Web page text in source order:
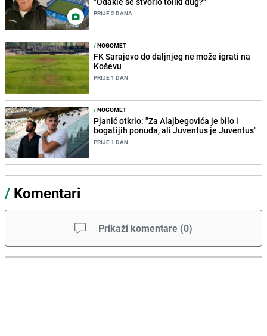
PRIJE 2 DANA
/NOGOMET
FK Sarajevo do daljnjeg ne može igrati na
Koševu
PRIJE 1 DAN
/NOGOMET
Pjanić otkrio: "Za Alajbegovića je bilo i
bogatijih ponuda, ali Juventus je Juventus"
PRIJE 1 DAN
/ Komentari
Prikaži komentare (0)